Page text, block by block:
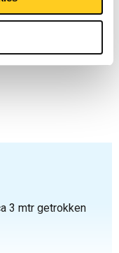
3 mtr getrokken
3 mtr getrokken